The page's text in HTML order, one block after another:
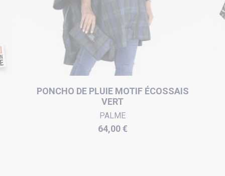
PONCHO DE PLUIE MOTIF ÉCOSSAIS
VERT
PALME
Prix
64,00 €